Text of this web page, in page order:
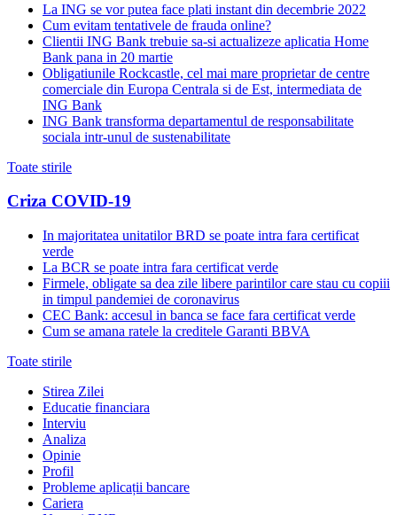
La ING se vor putea face plati instant din decembrie 2022
Cum evitam tentativele de frauda online?
Clientii ING Bank trebuie sa-si actualizeze aplicatia Home
Bank pana in 20 martie
Obligatiunile Rockcastle, cel mai mare proprietar de centre
comerciale din Europa Centrala si de Est, intermediata de
ING Bank
ING Bank transforma departamentul de responsabilitate
sociala intr-unul de sustenabilitate
Toate stirile
Criza COVID-19
In majoritatea unitatilor BRD se poate intra fara certificat
verde
La BCR se poate intra fara certificat verde
Firmele, obligate sa dea zile libere parintilor care stau cu copiii
in timpul pandemiei de coronavirus
CEC Bank: accesul in banca se face fara certificat verde
Cum se amana ratele la creditele Garanti BBVA
Toate stirile
Stirea Zilei
Educatie financiara
Interviu
Analiza
Opinie
Profil
Probleme aplicații bancare
Cariera